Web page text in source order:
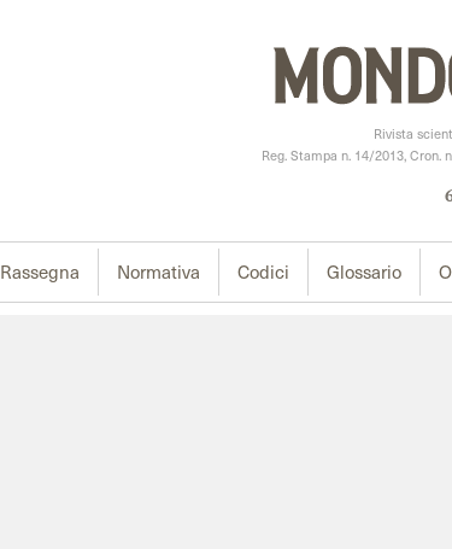
Rivista
Reg. Stampa n. 14/2013, Cron.
Rassegna Normativa Codici Glossario